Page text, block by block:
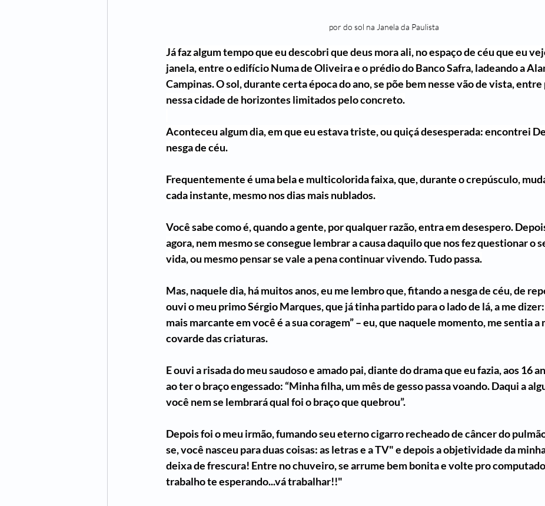
por do sol na Janela da Paulista
Já faz algum tempo que eu descobri que deus mora ali, no espaço de céu que eu
janela, entre o edifício Numa de Oliveira e o prédio do Banco Safra, ladeando a
Campinas. O sol, durante certa época do ano, se põe bem nesse vão de vista,
nessa cidade de horizontes limitados pelo concreto.
Aconteceu algum dia, em que eu estava triste, ou quiçá desesperada: encontrei
nesga de céu.
Frequentemente é uma bela e multicolorida faixa, que, durante o crepúsculo,
cada instante, mesmo nos dias mais nublados.
Você sabe como é, quando a gente, por qualquer razão, entra em desespero.
agora, nem mesmo se consegue lembrar a causa daquilo que nos fez questionar o
vida, ou mesmo pensar se vale a pena continuar vivendo. Tudo passa.
Mas, naquele dia, há muitos anos, eu me lembro que, fitando a nesga de céu, de
ouvi o meu primo Sérgio Marques, que já tinha partido para o lado de lá, a me dizer:
mais marcante em você é a sua coragem” – eu, que naquele momento, me sentia a
covarde das criaturas.
E ouvi a risada do meu saudoso e amado pai, diante do drama que eu fazia, aos 16
ao ter o braço engessado: “Minha filha, um mês de gesso passa voando. Daqui a
você nem se lembrará qual foi o braço que quebrou”.
Depois foi o meu irmão, fumando seu eterno cigarro recheado de câncer do
se, você nasceu para duas coisas: as letras e a TV" e depois a objetividade da
deixa de frescura! Entre no chuveiro, se arrume bem bonita e volte pro
trabalho te esperando...vá trabalhar!!"